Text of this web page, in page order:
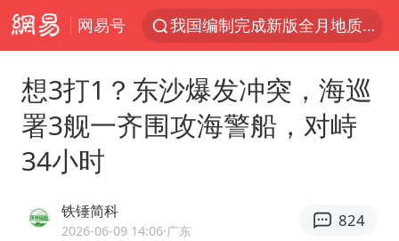
网易号
我国编制完成新版全月地质图
江钨装备：无注入矿山资产安排
80后女柜员逆袭成4200亿银行副行长
想3打1？东沙爆发冲突，海巡
署3舰一齐围攻海警船，对峙
34小时
铁锤简科
2026-06-09 14:06·广东
824